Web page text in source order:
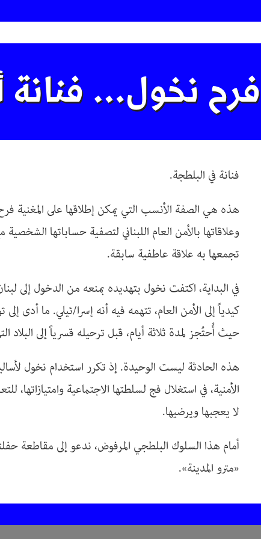
فرح نخول… فنانة
فنانة في البلطجة.
هذه هي الصفة الأنسب التي يمكن إطلاقها على المغنية
وعلاقاتها بالأمن العام اللبناني لتصفية حساباتها
تجمعها به علاقة عاطفية سابقة.
في البداية، اكتفت نخول بتهديده بمنعه من الدخول إلى
كيدياً إلى الأمن العام، تتهمه فيه أنه إسرا/ئيلي. ما أدى
حيث أُحتُجز لمدة ثلاثة أيام، قبل ترحيله قسرياً إلى البلاد
هذه الحادثة ليست الوحيدة. إذ تكرر استخدام نخول
الأمنية، في استغلال فج لسلطتها الاجتماعية وامتيازاتها،
لا يعجبها ويرضيها.
«مترو المدينة».